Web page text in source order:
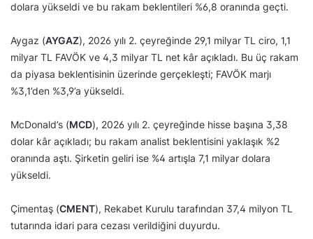
dolara yükseldi ve bu rakam beklentileri %6,8 oranında geçti.
Aygaz (AYGAZ), 2026 yılı 2. çeyreğinde 29,1 milyar TL ciro, 1,1
milyar TL FAVÖK ve 4,3 milyar TL net kâr açıkladı. Bu üç rakam
da piyasa beklentisinin üzerinde gerçekleşti; FAVÖK marjı
%3,1’den %3,9’a yükseldi.
McDonald’s (MCD), 2026 yılı 2. çeyreğinde hisse başına 3,38
dolar kâr açıkladı; bu rakam analist beklentisini yaklaşık %2
oranında aştı. Şirketin geliri ise %4 artışla 7,1 milyar dolara
yükseldi.
Çimentaş (CMENT), Rekabet Kurulu tarafından 37,4 milyon TL
tutarında idari para cezası verildiğini duyurdu.